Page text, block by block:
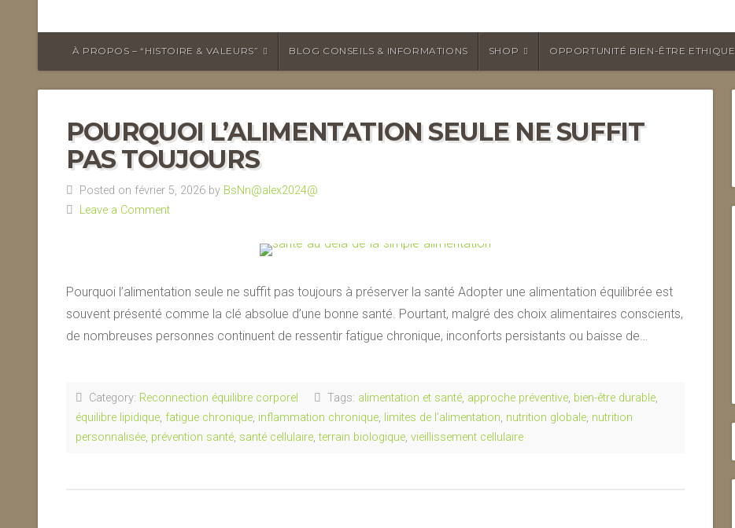
À PROPOS – “HISTOIRE & VALEURS” BLOG CONSEILS & INFORMATIONS SHOP OPPORTUNITÉ BIEN-ÊTRE ETHIQUE
POURQUOI L’ALIMENTATION SEULE NE SUFFIT
PAS TOUJOURS
Posted on février 5, 2026 by BsNn@alex2024@
Leave a Comment
Pourquoi l’alimentation seule ne suffit pas toujours à préserver la santé Adopter une alimentation équilibrée est
souvent présenté comme la clé absolue d’une bonne santé. Pourtant, malgré des choix alimentaires conscients,
de nombreuses personnes continuent de ressentir fatigue chronique, inconforts persistants ou baisse de…
Category: Reconnection équilibre corporel Tags: alimentation et santé, approche préventive, bien-être durable,
équilibre lipidique, fatigue chronique, inflammation chronique, limites de l’alimentation, nutrition globale, nutrition
personnalisée, prévention santé, santé cellulaire,terrain biologique, vieillissement cellulaire